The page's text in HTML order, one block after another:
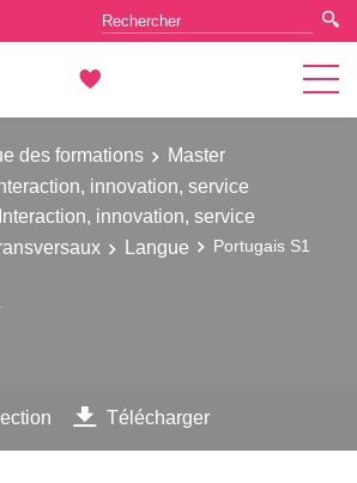
des formations
Master
innovation, service
innovation, service
Langue Portugais S1
Télécharger